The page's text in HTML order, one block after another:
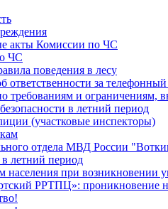
акты Комиссии по ЧС
ЧС
поведения в лесу
ответственности за
требованиям и
в летний период
(участковые инспекторы)
отдела МВД России
в летний период
населения при возникновении
РРТПЦ»: проникновение на